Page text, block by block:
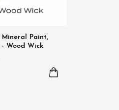
Mineral Paint,
Wood Wick